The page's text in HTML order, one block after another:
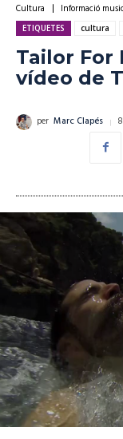
Cultura Informació
ETIQUETES cultura
Tailor For
vídeo de
per Marc Clapés